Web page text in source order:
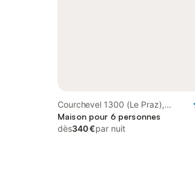
Courchevel 1300 (Le Praz),
Courchevel
Maison pour 6 personnes
dès340 €par nuit